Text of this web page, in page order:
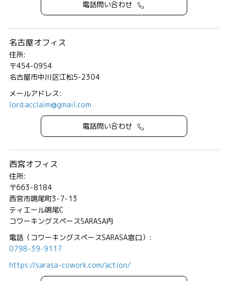
電話問い合わせ
名古屋オフィス
住所:
〒454-0954
名古屋市中川区江松5-2304
メールアドレス:
lord.acclaim@gmail.com
電話問い合わせ
西宮オフィス
住所:
〒663-8184
西宮市鳴尾町3-7-13
ティエール鳴尾C
コワーキングスペースSARASA内
電話（コワーキングスペースSARASA窓口）:
0798-39-9117
https://sarasa-cowork.com/action/